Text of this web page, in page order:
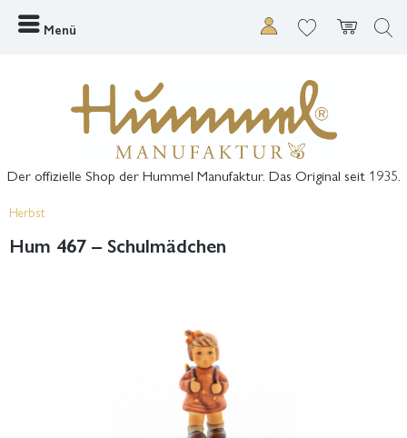
Menü
Der offizielle Shop der Hummel Manufaktur. Das Original seit 1935.
Herbst
Hum 467 – Schulmädchen